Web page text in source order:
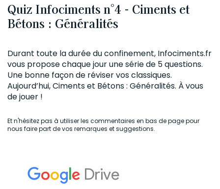
Quiz Infociments n°4 - Ciments et
Bétons : Généralités
Durant toute la durée du confinement, Infociments.fr
vous propose chaque jour une série de 5 questions.
Une bonne façon de réviser vos classiques.
Aujourd’hui, Ciments et Bétons : Généralités. À vous
de jouer !
Et n'hésitez pas à utiliser les commentaires en bas de page pour
nous faire part de vos remarques et suggestions.